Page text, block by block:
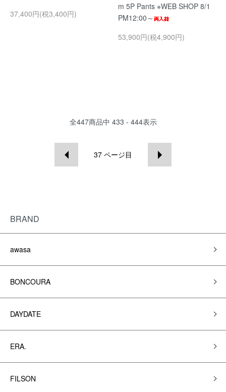
37,400円(税3,400円)
m 5P Pants ※WEB SHOP 8/1
PM12:00～
53,900円(税4,900円)
全447商品中 433 - 444表示
37 ページ目
BRAND
awasa
BONCOURA
DAYDATE
ERA.
FILSON